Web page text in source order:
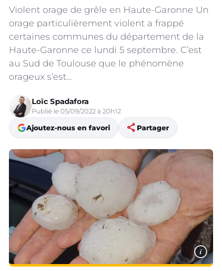
Violent orage de grêle en Haute-Garonne Un
orage particulièrement violent a frappé
certaines communes du département de la
Haute-Garonne ce lundi 5 septembre. C’est
au Sud de Toulouse que le phénomène
orageux s’est…
Loïc Spadafora
Publié le 05/09/2022 à 20h12
Ajoutez-nous en favori share Partager
i